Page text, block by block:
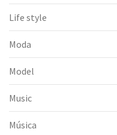
Life style
Moda
Model
Music
Música